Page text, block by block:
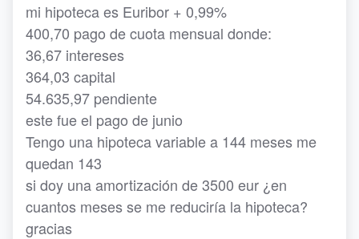
mi hipoteca es Euribor + 0,99%
400,70 pago de cuota mensual donde:
36,67 intereses
364,03 capital
54.635,97 pendiente
este fue el pago de junio
Tengo una hipoteca variable a 144 meses me
quedan 143
si doy una amortización de 3500 eur ¿en
cuantos meses se me reduciría la hipoteca?
gracias